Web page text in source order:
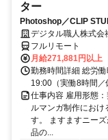
ター
Photoshop／CLIP
デジタル職人株式会
フルリモート
月給271,881円以上
勤務時間詳細 総労
19:00（実働8時間
仕事内容 雇用形態
ルマンガ制作におけ
す。 ますますニー
品の...